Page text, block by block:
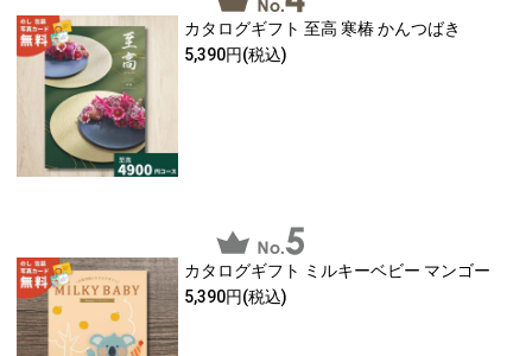
カタログギフト 至高 寒椿 かんつばき
5,390円(税込)
カタログギフト ミルキーベビー マンゴー
5,390円(税込)